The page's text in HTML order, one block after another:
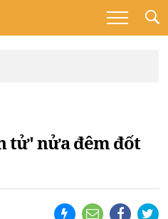
tử' nửa đêm đốt